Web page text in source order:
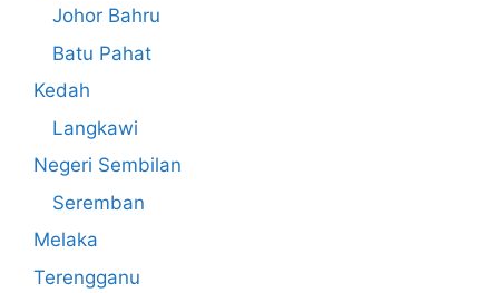
Johor Bahru
Batu Pahat
Kedah
Langkawi
Negeri Sembilan
Seremban
Melaka
Terengganu